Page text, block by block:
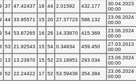
37 47.42437 18 44 2.01592 432.177
30.04.2023
00:00
44 33.95571 15 20 27.37723 588.132
23.06.2024
00:00
54 53.87265 16 26 14.33870 415.369
23.06.2024
00:00
53 21.92543 15 54 0.34834 459.450
27.03.2013
00:00
13 13.23970 15 52 23.18951 293.034
23.06.2024
00:00
52 22.24422 17 52 53.59436 354.384
23.06.2024
00:00